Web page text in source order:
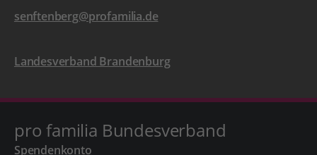
senftenberg@profamilia.de
Landesverband Brandenburg
pro familia Bundesverband
Spendenkonto